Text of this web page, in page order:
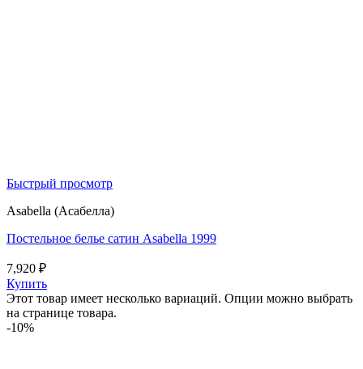
Быстрый просмотр
Asabella (Асабелла)
Постельное белье сатин Asabella 1999
7,920 ₽
Купить
Этот товар имеет несколько вариаций. Опции можно выбрать
на странице товара.
-10%